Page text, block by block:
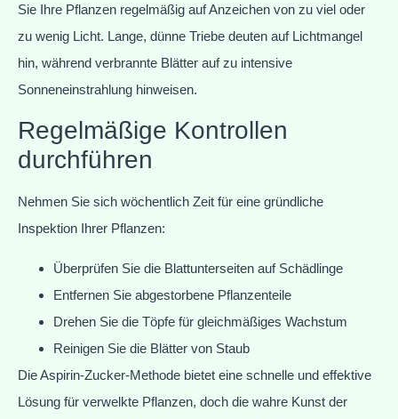
Sie Ihre Pflanzen regelmäßig auf Anzeichen von zu viel oder
zu wenig Licht. Lange, dünne Triebe deuten auf Lichtmangel
hin, während verbrannte Blätter auf zu intensive
Sonneneinstrahlung hinweisen.
Regelmäßige Kontrollen
durchführen
Nehmen Sie sich wöchentlich Zeit für eine gründliche
Inspektion Ihrer Pflanzen:
Überprüfen Sie die Blattunterseiten auf Schädlinge
Entfernen Sie abgestorbene Pflanzenteile
Drehen Sie die Töpfe für gleichmäßiges Wachstum
Reinigen Sie die Blätter von Staub
Die Aspirin-Zucker-Methode bietet eine schnelle und effektive
Lösung für verwelkte Pflanzen, doch die wahre Kunst der